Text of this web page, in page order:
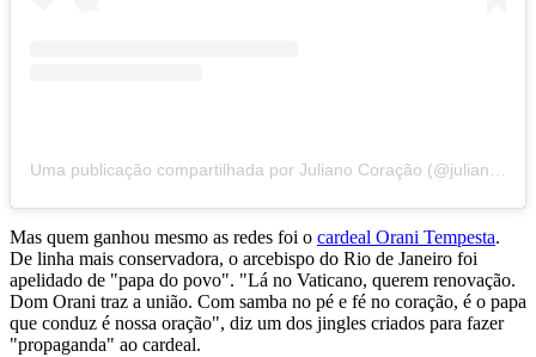
Uma publicação compartilhada por Juliano Coração (@julianocoracao)
Mas quem ganhou mesmo as redes foi o cardeal Orani Tempesta.
De linha mais conservadora, o arcebispo do Rio de Janeiro foi
apelidado de "papa do povo". "Lá no Vaticano, querem renovação.
Dom Orani traz a união. Com samba no pé e fé no coração, é o papa
que conduz é nossa oração", diz um dos jingles criados para fazer
"propaganda" ao cardeal.